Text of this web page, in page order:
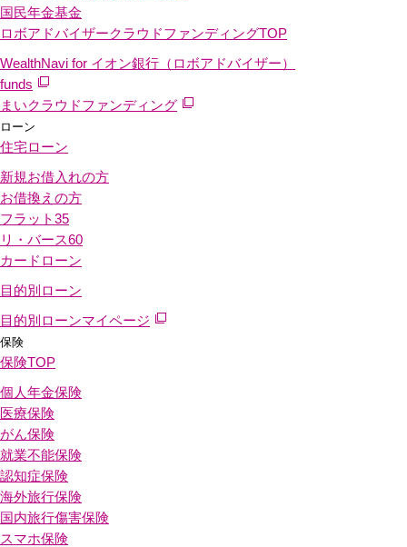
国民年金基金
ロボアドバイザークラウドファンディングTOP
WealthNavi for イオン銀行（ロボアドバイザー）
funds
まいクラウドファンディング
ローン
住宅ローン
新規お借入れの方
お借換えの方
フラット35
リ・バース60
カードローン
目的別ローン
目的別ローンマイページ
保険
保険TOP
個人年金保険
医療保険
がん保険
就業不能保険
認知症保険
海外旅行保険
国内旅行傷害保険
スマホ保険